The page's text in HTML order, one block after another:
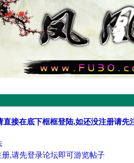
直接在底下框框登陆,如还没注册请先
,请先登录论坛即可游览帖子